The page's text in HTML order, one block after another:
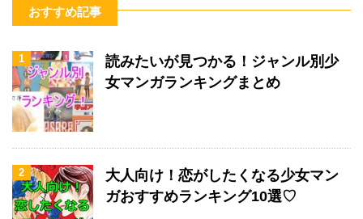
おすすめ記事
1
読みたいが見つかる！ジャンル別少
女マンガランキングまとめ
2
大人向け！恋がしたくなる少女マン
ガおすすめランキング10選♡